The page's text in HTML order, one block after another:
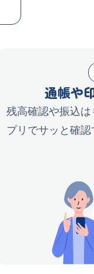
通帳や
残高確認や振込
プリでサッと確認